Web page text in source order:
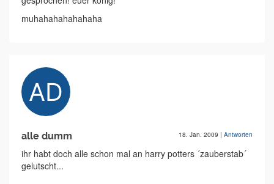
muhahahahahahaha
alle dumm 18. Jan. 2009 | Antworten
ihr habt doch alle schon mal an harry potters ´zauberstab´
gelutscht...